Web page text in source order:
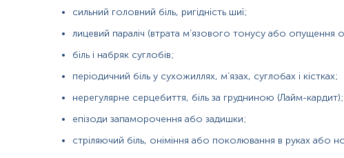
хибнопозитивний тест (антитіла до Borrelia burgdorferi
Причини зниження рівня:
провести ще одне тестування через декілька тижнів.
сильний головний біль, ригідність шиї;
лицевий параліч (втрата м’язового тонусу або опущення
біль і набряк суглобів;
періодичний біль у сухожиллях, м’язах, суглобах і кістках;
нерегулярне серцебиття, біль за грудниною (Лайм-кардит);
епізоди запаморочення або задишки;
стріляючий біль, оніміння або поколювання в руках або